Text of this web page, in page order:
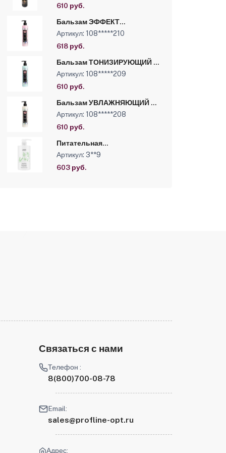
протеинами шелка LUXOR
610 руб.
Бальзам ЭФФЕКТ
ЛАМИНИРОВАНИЯ
Иллюминирующ.с
кератином и
PROFESSIONAL,330мл
Артикул: 108*****210
618 руб.
Бальзам ТОНИЗИРУЮЩИЙ с
ментолом и аллантоином
LUXOR PROFESSIONAL,
флакон с дозатором, 330 мл
Артикул: 108*****209
610 руб.
Бальзам УВЛАЖНЯЮЩИЙ с
алоэ вера и аллантоином
LUXOR PROFESSIONAL,
флакон с дозатором, 330 мл
Артикул: 108*****208
610 руб.
Питательная
восстанавливающая маска
для волос с экстрактом
Пшеницы и Бамбука линии
Артикул: 3**9
603 руб.
Связаться с нами
Телефон :
8(800)700-08-78
Email:
sales@profline-opt.ru
Адрес: